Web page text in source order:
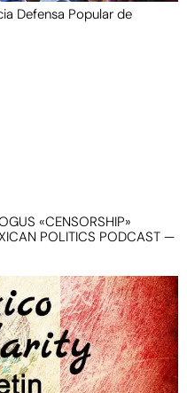
Defensa Popular de
«CENSORSHIP»
POLITICS PODCAST —